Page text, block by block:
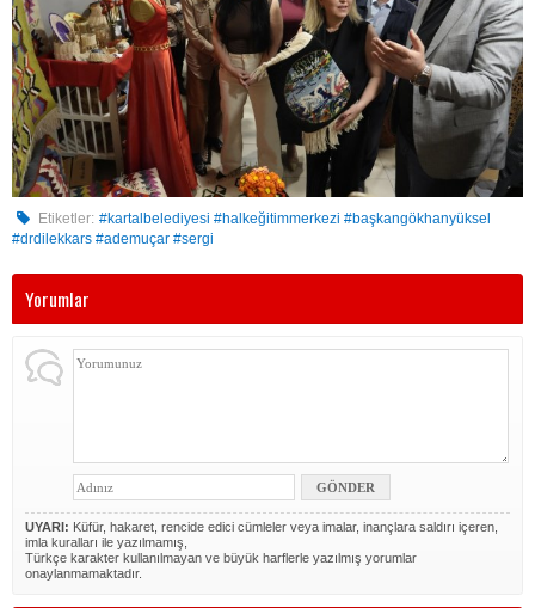
Etiketler: #kartalbelediyesi #halkeğitimmerkezi #başkangökhanyüksel
#drdilekkars #ademuçar #sergi
Yorumlar
UYARI: Küfür, hakaret, rencide edici cümleler veya imalar, inançlara saldırı içeren,
imla kuralları ile yazılmamış,
Türkçe karakter kullanılmayan ve büyük harflerle yazılmış yorumlar
onaylanmamaktadır.